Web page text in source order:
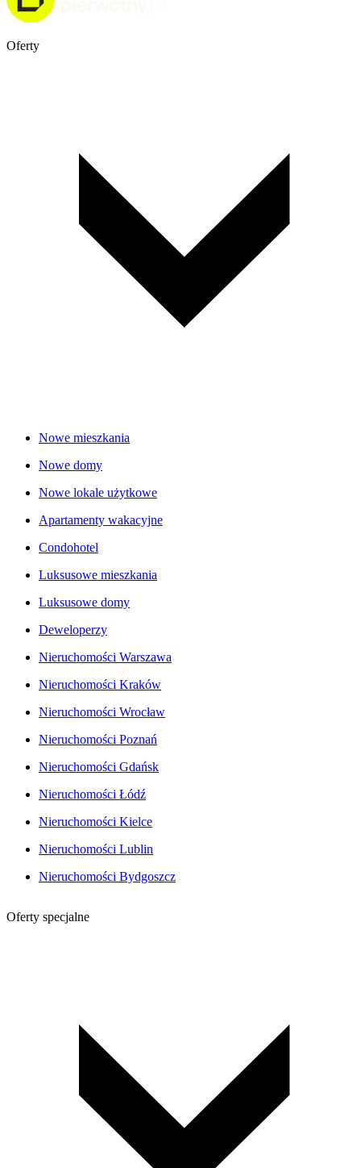
Oferty
Nowe mieszkania
Nowe domy
Nowe lokale użytkowe
Apartamenty wakacyjne
Condohotel
Luksusowe mieszkania
Luksusowe domy
Deweloperzy
Nieruchomości Warszawa
Nieruchomości Kraków
Nieruchomości Wrocław
Nieruchomości Poznań
Nieruchomości Gdańsk
Nieruchomości Łódź
Nieruchomości Kielce
Nieruchomości Lublin
Nieruchomości Bydgoszcz
Oferty specjalne